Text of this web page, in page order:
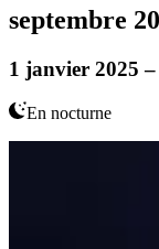
septembre
1 janvier 2025 –
En nocturne